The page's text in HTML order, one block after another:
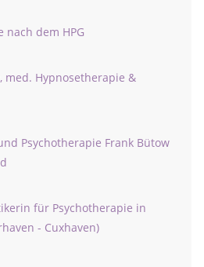
nach dem HPG
med. Hypnosetherapie &
Psychotherapie Frank Bütow
für Psychotherapie in
- Cuxhaven)